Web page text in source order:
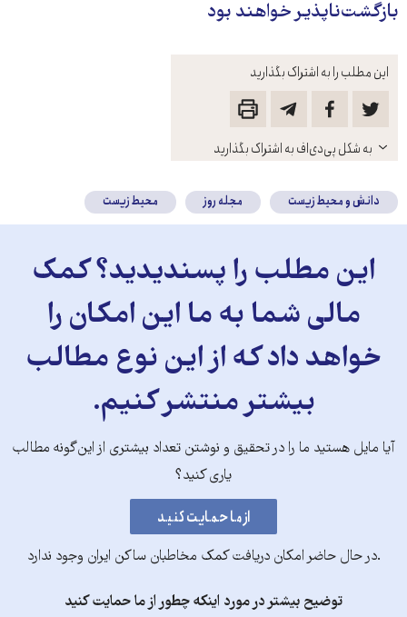
این مطلب را به اشتراک بگذارید
باز
کنید
به شکل پی‌دی‌اف به اشتراک بگذارید
بازگشت‌ناپذیر خواهند بود
دانش و محیط زیست مجله روز محیط زیست
این مطلب را پسندیدید؟ کمک
مالی شما به ما این امکان را
خواهد داد که از این نوع مطالب
بیشتر منتشر کنیم.
آیا مایل هستید ما را در تحقیق و نوشتن تعداد بیشتری از این‌گونه مطالب
یاری کنید؟
.در حال حاضر امکان دریافت کمک مخاطبان ساکن ایران وجود ندارد
توضیح بیشتر در مورد اینکه چطور از ما حمایت کنید